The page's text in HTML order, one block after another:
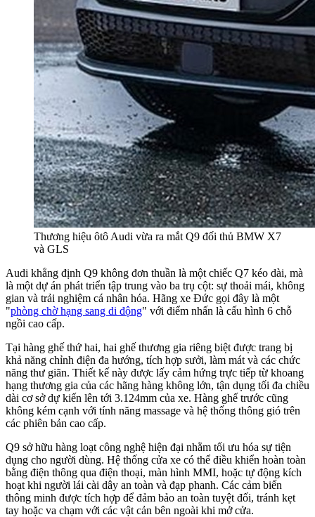
Thương hiệu ôtô Audi vừa ra mắt Q9 đối thủ BMW X7
và GLS
Audi khẳng định Q9 không đơn thuần là một chiếc Q7 kéo dài, mà
là một dự án phát triển tập trung vào ba trụ cột: sự thoải mái, không
gian và trải nghiệm cá nhân hóa. Hãng xe Đức gọi đây là một
"phòng chờ hạng sang di động" với điểm nhấn là cấu hình 6 chỗ
ngồi cao cấp.
Tại hàng ghế thứ hai, hai ghế thương gia riêng biệt được trang bị
khả năng chỉnh điện đa hướng, tích hợp sưởi, làm mát và các chức
năng thư giãn. Thiết kế này được lấy cảm hứng trực tiếp từ khoang
hạng thương gia của các hãng hàng không lớn, tận dụng tối đa chiều
dài cơ sở dự kiến lên tới 3.124mm của xe. Hàng ghế trước cũng
không kém cạnh với tính năng massage và hệ thống thông gió trên
các phiên bản cao cấp.
Q9 sở hữu hàng loạt công nghệ hiện đại nhằm tối ưu hóa sự tiện
dụng cho người dùng. Hệ thống cửa xe có thể điều khiển hoàn toàn
bằng điện thông qua điện thoại, màn hình MMI, hoặc tự động kích
hoạt khi người lái cài dây an toàn và đạp phanh. Các cảm biến
thông minh được tích hợp để đảm bảo an toàn tuyệt đối, tránh kẹt
tay hoặc va chạm với các vật cản bên ngoài khi mở cửa.